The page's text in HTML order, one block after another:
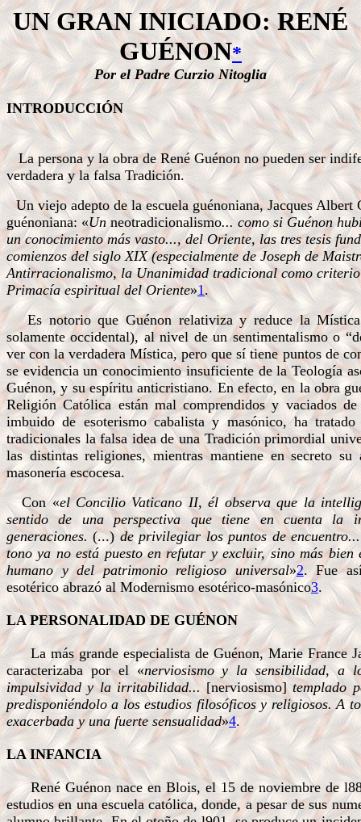
UN GRAN INICIADO: RENÉ
GUÉNON*
Por el Padre Curzio Nitoglia
INTRODUCCIÓN
La persona y la obra de René Guénon no pueden ser
verdadera y la falsa Tradición.
Un viejo adepto de la escuela guénoniana, Jacques
guénoniana: «Un neotradicionalismo... como si Guénon
un conocimiento más vasto..., del Oriente, las tres tesis
comienzos del siglo XIX (especialmente de Joseph de
Antirracionalismo, la Unanimidad tradicional como
Primacía espiritual del Oriente»1 .
Es notorio que Guénon relativiza y reduce la Mística
solamente occidental), al nivel de un sentimentalismo o
ver con la verdadera Mística, pero que sí tiene puntos de
se evidencia un conocimiento insuficiente de la Teología
Guénon, y su espíritu anticristiano. En efecto, en la obra
Religión Católica están mal comprendidos y vaciados
imbuido de esoterismo cabalista y masónico, ha
tradicionales la falsa idea de una Tradición primordial
las distintas religiones, mientras mantiene en secreto
masonería escocesa.
Con «el Concilio Vaticano II, él observa que la
sentido de una perspectiva que tiene en cuenta la
generaciones. (...)de privilegiar los puntos de
tono ya no está puesto en refutar y excluir, sino más
humano y del patrimonio religioso universal»2. Fue
esotérico abrazó al Modernismo esotérico-masónico3.
LA PERSONALIDAD DE GUÉNON
La más grande especialista de Guénon, Marie France
caracterizaba por el «nerviosismo y la sensibilidad, a
impulsividad y la irritabilidad...[nerviosismo]templado
predisponiéndolo a los estudios filosóficos y religiosos. A
exacerbada y una fuerte sensualidad»4.
LA INFANCIA
René Guénon nace en Blois, el 15 de noviembre de
estudios en una escuela católica, donde, a pesar de sus